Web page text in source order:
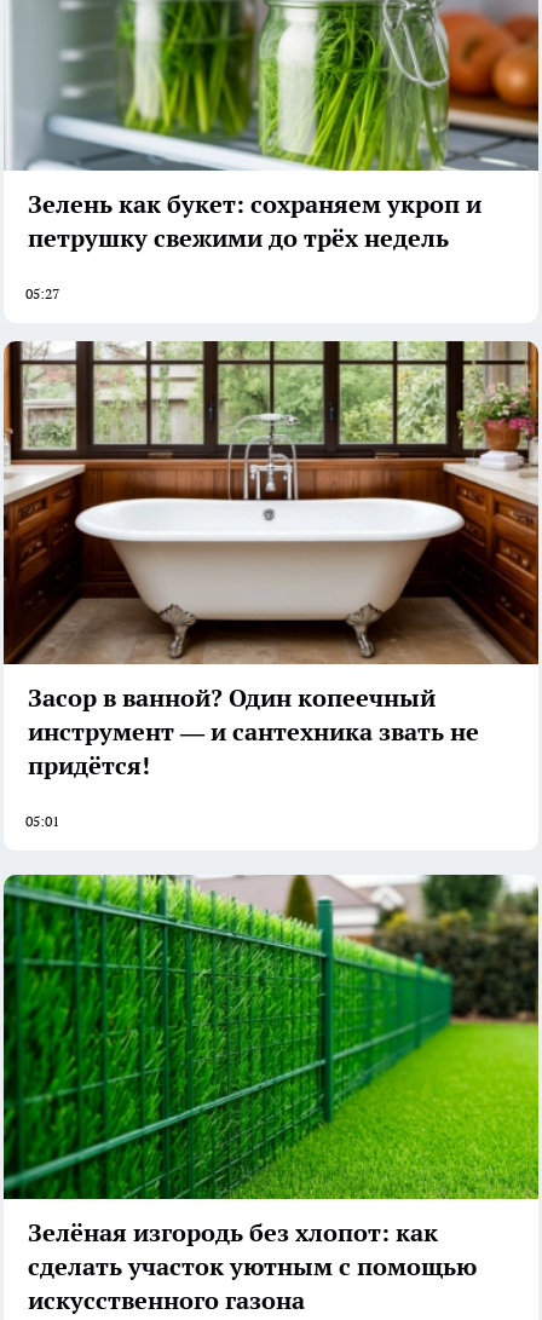
Зелень как букет: сохраняем укроп и
петрушку свежими до трёх недель
05:27
Засор в ванной? Один копеечный
инструмент — и сантехника звать не
придётся!
05:01
Зелёная изгородь без хлопот: как
сделать участок уютным с помощью
искусственного газона